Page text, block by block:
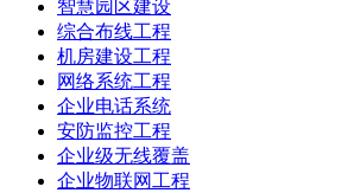
智慧园区建设
综合布线工程
机房建设工程
网络系统工程
企业电话系统
安防监控工程
企业级无线覆盖
企业物联网工程